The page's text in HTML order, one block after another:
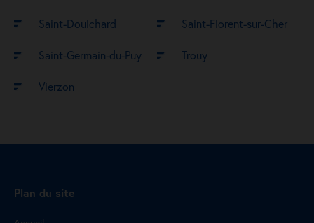
Saint-Doulchard Saint-Florent-sur-Cher
Saint-Germain-du-Puy Trouy
Vierzon
Plan du site